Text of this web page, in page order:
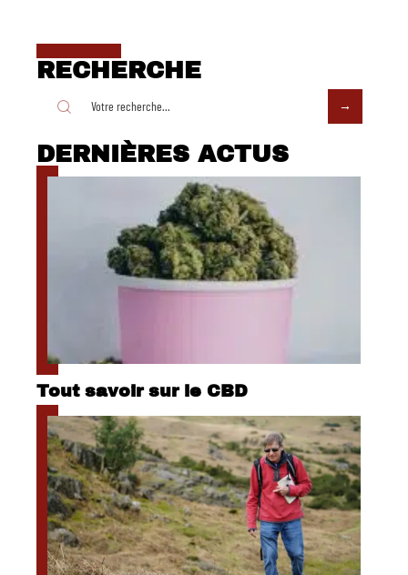
RECHERCHE
DERNIÈRES ACTUS
Tout savoir sur le CBD